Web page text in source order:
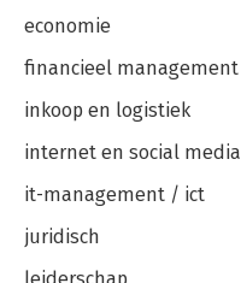
economie
financieel management
inkoop en logistiek
internet en social media
it-management / ict
juridisch